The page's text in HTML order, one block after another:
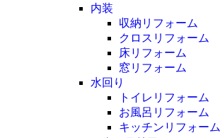
内装
収納リフォーム
クロスリフォーム
床リフォーム
窓リフォーム
水回り
トイレリフォーム
お風呂リフォーム
キッチンリフォーム